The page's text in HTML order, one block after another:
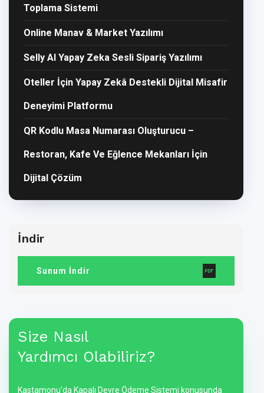
Toplama Sistemi
Online Manav & Market Yazılımı
Selly AI Yapay Zeka Sesli Sipariş Yazılımı
Oteller İçin Yapay Zekâ Destekli Dijital Misafir
Deneyimi Platformu
QR Kodlu Masa Numarası Oluşturucu –
Restoran, Kafe Ve Eğlence Mekanları İçin
Dijital Çözüm
İndir
Sunum İndir
Size Nasıl
Yardımcı Olabiliriz?
Kastamonu'da Kapalı Devre Ödeme Sistemi konusunda